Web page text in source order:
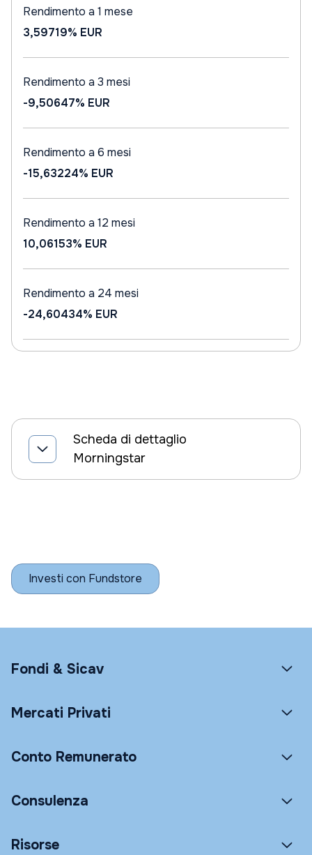
Rendimento a 1 mese
3,59719% EUR
Rendimento a 3 mesi
-9,50647% EUR
Rendimento a 6 mesi
-15,63224% EUR
Rendimento a 12 mesi
10,06153% EUR
Rendimento a 24 mesi
-24,60434% EUR
Scheda di dettaglio
Morningstar
Investi con Fundstore
Fondi & Sicav
Mercati Privati
Conto Remunerato
Consulenza
Risorse